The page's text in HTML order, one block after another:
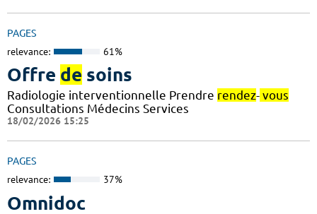
PAGES
relevance: 61%
Offre de soins
Radiologie interventionnelle Prendre rendez- vous
Consultations Médecins Services
18/02/2026 15:25
PAGES
relevance: 37%
Omnidoc